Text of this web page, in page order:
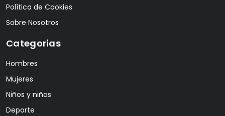
Política de Cookies
Sobre Nosotros
Categorias
Hombres
Mujeres
Niños y niñas
Deporte